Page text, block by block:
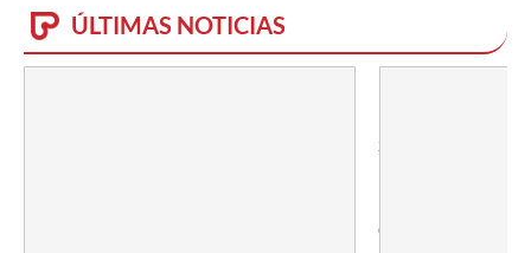
ÚLTIMAS NOTICIAS
SEXTA
CAMPO